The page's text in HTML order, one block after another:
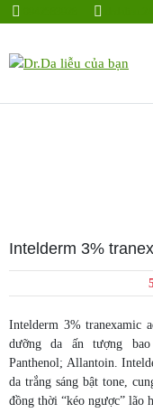
Chuyển
dung
Intelderm 3%
Intelderm 3% tranexamic
dưỡng da ấn tượng
Panthenol; Allantoin.
da trắng sáng bật tone,
đồng thời “kéo ngược” lão